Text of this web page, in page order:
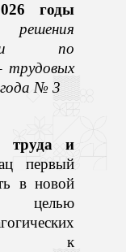
годы
решения
по
трудовых
года № 3
труда и
первый
в новой
целью
к